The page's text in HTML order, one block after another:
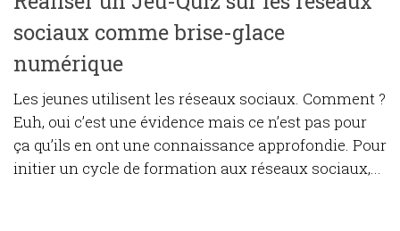
sociaux comme brise-glace
numérique
Les jeunes utilisent les réseaux sociaux. Comment ?
Euh, oui c’est une évidence mais ce n’est pas pour
ça qu’ils en ont une connaissance approfondie. Pour
initier un cycle de formation aux réseaux sociaux,...